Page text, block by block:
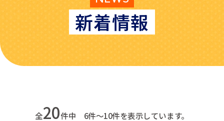
新着情報
全20件中 6件～10件を表示しています。